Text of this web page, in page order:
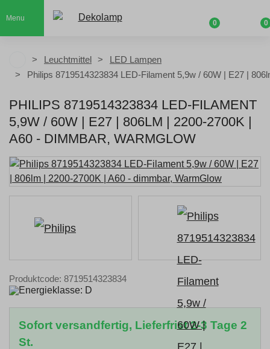
Menu
0 0
Leuchtmittel
LED Lampen
Philips 8719514323834 LED-Filament 5,9w / 60W | E27 |
PHILIPS 8719514323834 LED-FILAMENT
5,9W / 60W | E27 | 806LM | 2200-2700K |
A60 - DIMMBAR, WARMGLOW
Produktcode: 8719514323834
Sofort versandfertig, Lieferfrist 2-3 Tage 2
St.